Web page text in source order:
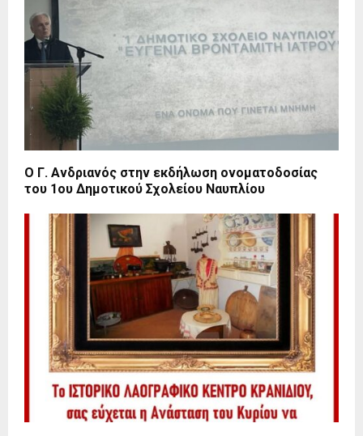
Ο Γ. Ανδριανός στην εκδήλωση ονοματοδοσίας
του 1ου Δημοτικού Σχολείου Ναυπλίου